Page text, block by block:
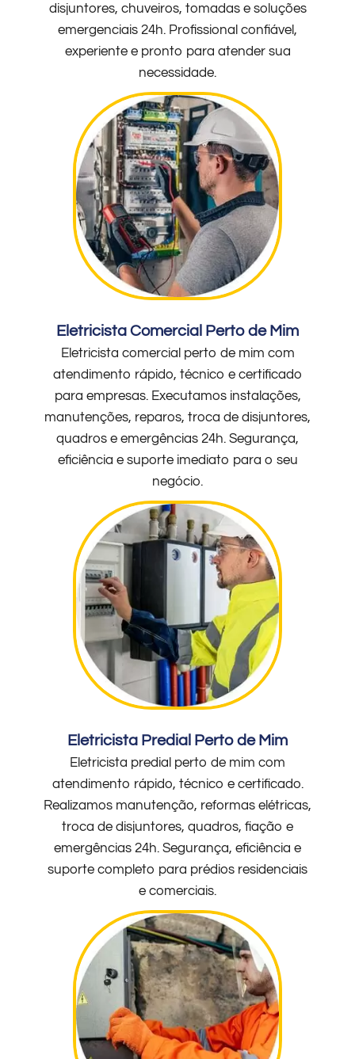
disjuntores, chuveiros, tomadas e soluções
emergenciais 24h. Profissional confiável,
experiente e pronto para atender sua
necessidade.
Eletricista Comercial Perto de Mim
Eletricista comercial perto de mim com
atendimento rápido, técnico e certificado
para empresas. Executamos instalações,
manutenções, reparos, troca de disjuntores,
quadros e emergências 24h. Segurança,
eficiência e suporte imediato para o seu
negócio.
Eletricista Predial Perto de Mim
Eletricista predial perto de mim com
atendimento rápido, técnico e certificado.
Realizamos manutenção, reformas elétricas,
troca de disjuntores, quadros, fiação e
emergências 24h. Segurança, eficiência e
suporte completo para prédios residenciais
e comerciais.